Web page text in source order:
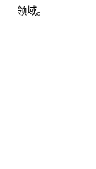
领域。